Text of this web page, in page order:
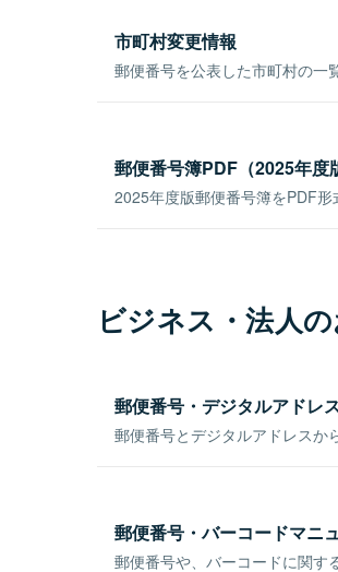
市町村変更情報
郵便番号を公表した市町村の一
郵便番号簿PDF（2025年度
2025年度版郵便番号簿をPDF形
ビジネス・法人
郵便番号・デジタルアドレ
郵便番号とデジタルアドレスか
郵便番号・バーコードマニ
郵便番号や、バーコードに関す